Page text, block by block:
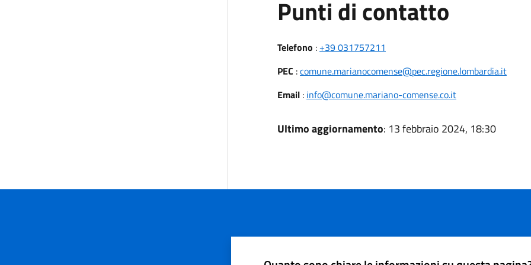
Punti di contatto
Telefono : +39 031757211
PEC :comune.marianocomense@pec.regione.lombardia.it
Email: info@comune.mariano-comense.co.it
Ultimo aggiornamento: 13 febbraio 2024, 18:30